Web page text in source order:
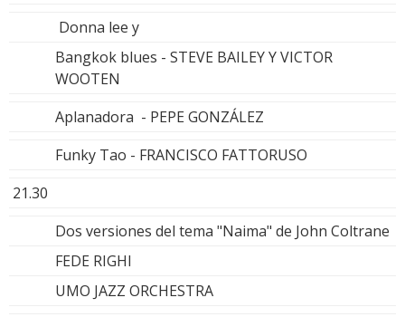
Donna lee y
Bangkok blues - STEVE BAILEY Y VICTOR
WOOTEN
Aplanadora - PEPE GONZÁLEZ
Funky Tao - FRANCISCO FATTORUSO
21.30
Dos versiones del tema "Naima" de John Coltrane
FEDE RIGHI
UMO JAZZ ORCHESTRA